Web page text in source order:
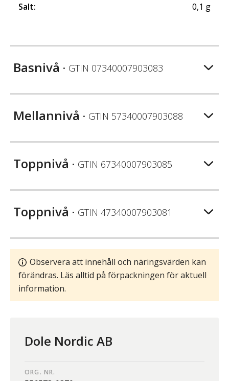
Salt: 0,1 g
Basnivå • GTIN 07340007903083
Mellannivå • GTIN 57340007903088
Toppnivå • GTIN 67340007903085
Toppnivå • GTIN 47340007903081
Observera att innehåll och näringsvärden kan
förändras. Läs alltid på förpackningen för aktuell
information.
Dole Nordic AB
ORG. NR.